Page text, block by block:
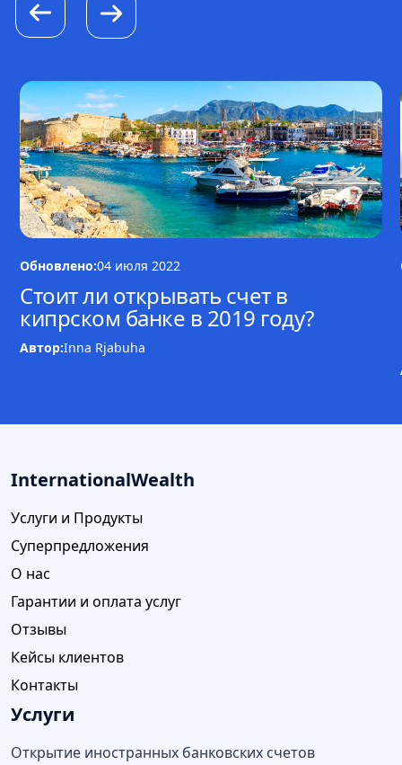
Обновлено:04 июля 2022
Стоит ли открывать счет в
кипрском банке в 2019 году?
Автор:Inna Rjabuha
InternationalWealth
Услуги и Продукты
Суперпредложения
О нас
Гарантии и оплата услуг
Отзывы
Кейсы клиентов
Контакты
Услуги
Открытие иностранных банковских счетов